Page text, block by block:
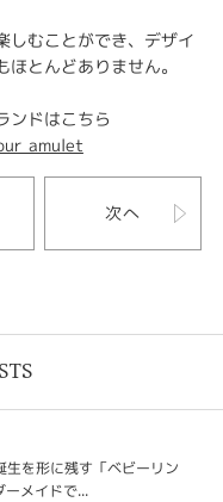
しむことができ、デザイ
とんどありません。
ンドはこちら
次へ
生を形に残す「ベビーリン
ーメイドで...